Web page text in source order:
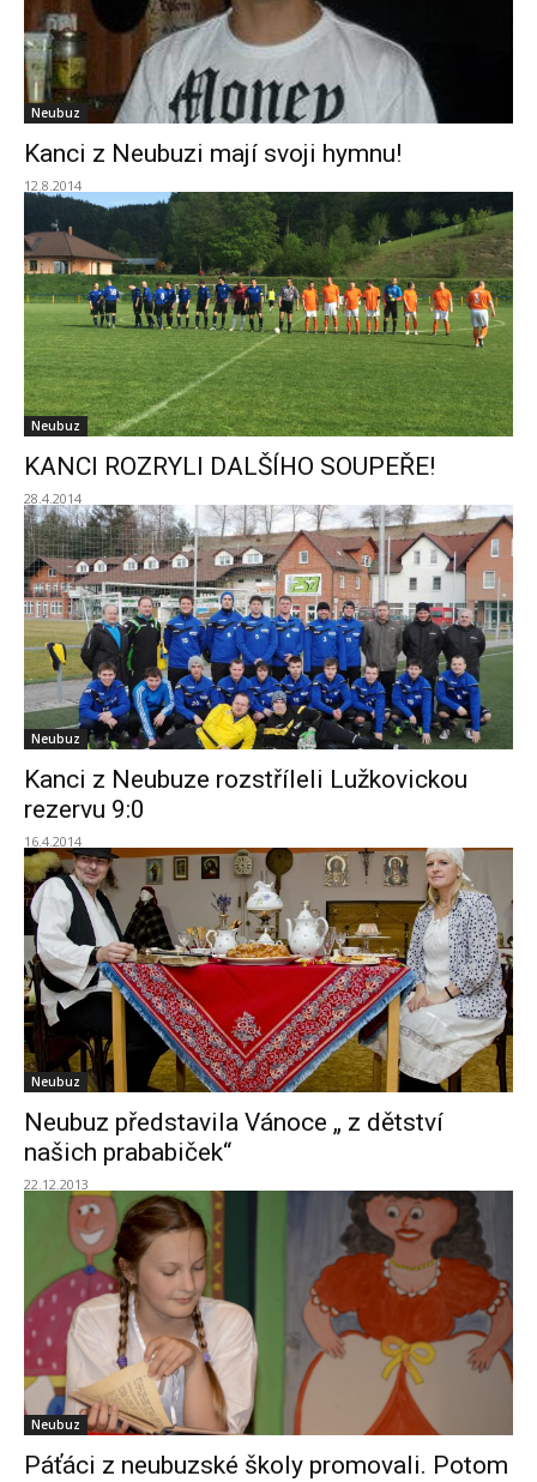
Neubuz
Kanci z Neubuzi mají svoji hymnu!
12.8.2014
Neubuz
KANCI ROZRYLI DALŠÍHO SOUPEŘE!
28.4.2014
Neubuz
Kanci z Neubuze rozstříleli Lužkovickou
rezervu 9:0
16.4.2014
Neubuz
Neubuz představila Vánoce „ z dětství
našich prababiček“
22.12.2013
Neubuz
Páťáci z neubuzské školy promovali. Potom